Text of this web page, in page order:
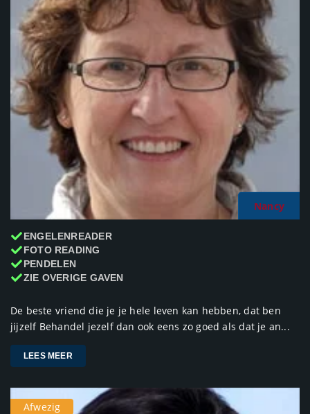
Nancy
ENGELENREADER
FOTO READING
PENDELEN
ZIE OVERIGE GAVEN
De beste vriend die je je hele leven kan hebben, dat ben
jijzelf Behandel jezelf dan ook eens zo goed als dat je an...
LEES MEER
Afwezig